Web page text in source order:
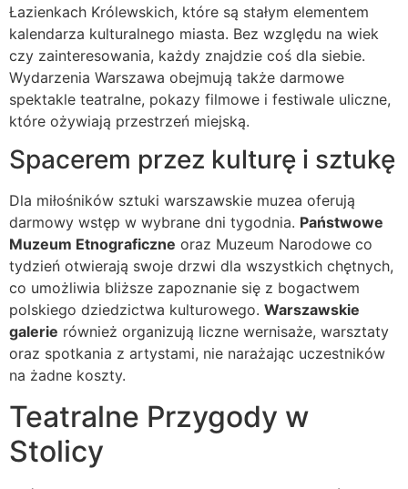
Łazienkach Królewskich, które są stałym elementem
kalendarza kulturalnego miasta. Bez względu na wiek
czy zainteresowania, każdy znajdzie coś dla siebie.
Wydarzenia Warszawa obejmują także darmowe
spektakle teatralne, pokazy filmowe i festiwale uliczne,
które ożywiają przestrzeń miejską.
Spacerem przez kulturę i sztukę
Dla miłośników sztuki warszawskie muzea oferują
darmowy wstęp w wybrane dni tygodnia. Państwowe
Muzeum Etnograficzne oraz Muzeum Narodowe co
tydzień otwierają swoje drzwi dla wszystkich chętnych,
co umożliwia bliższe zapoznanie się z bogactwem
polskiego dziedzictwa kulturowego. Warszawskie
galerie również organizują liczne wernisaże, warsztaty
oraz spotkania z artystami, nie narażając uczestników
na żadne koszty.
Teatralne Przygody w
Stolicy